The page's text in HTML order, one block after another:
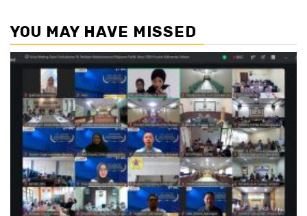
YOU MAY HAVE MISSED